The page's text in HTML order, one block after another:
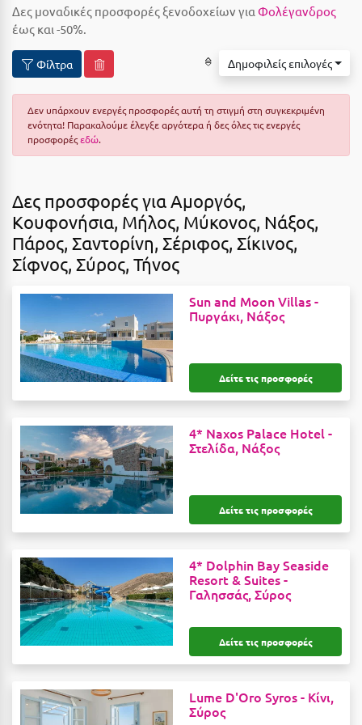
Αιδηψός
Αλισσός Αχαΐας
Αλόννησος
Αμαλιάδα
Αμοργός
Αμφίκλεια
Ανάβυσσος
Άνδρος
Αντίπαρος
Αράχωβα
Αργολίδα
Αρκαδία
Αρκίτσα
Αρτέμιδα
Αρχαία Ολυμπία
Αστυπάλαια
Αττική
Αχαΐα
Β
Βansko
ΤΎΠΟΣ ΔΙΑΤΡΟΦΉΣ
Πρωινό
Ημιδιατροφή
Ημιδιατροφή + Ποτά
All Inclusive
Ένα Γεύμα
Δύο Γεύματα + Ποτά
ΤΎΠΟΣ ΚΑΤΑΛΎΜΑΤΟΣ
Ξενοδοχεία 1 Αστέρι
Ξενοδοχεία 2 Αστέρων
Ξενοδοχεία 3 Αστέρων
Ξενοδοχεία 5 Αστέρων
Βίλες
Κρουαζιέρες
Διαμερίσματα
Studios
Boutique Hotels
Ξενώνες
Camping
Δες μοναδικές προσφορές ξενοδοχείων για Φολέγανδρος
έως και -50%.
Φίλτρα Δημοφιλείς επιλογές
Δεν υπάρχουν ενεργές προσφορές αυτή τη στιγμή στη συγκεκριμένη
ενότητα! Παρακαλούμε έλεγξε αργότερα ή δες όλες τις ενεργές
προσφορέςεδώ.
Δες προσφορές για Αμοργός,
Κουφονήσια, Μήλος, Μύκονος, Νάξος,
Πάρος, Σαντορίνη, Σέριφος, Σίκινος,
Σίφνος, Σύρος, Τήνος
Sun and Moon Villas -
Πυργάκι, Νάξος
Δείτε τις προσφορές
4* Naxos Palace Hotel -
Στελίδα, Νάξος
Δείτε τις προσφορές
4* Dolphin Bay Seaside
Resort & Suites -
Γαλησσάς, Σύρος
Δείτε τις προσφορές
Lume D'Oro Syros - Κίνι,
Σύρος